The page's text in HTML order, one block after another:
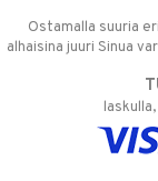
Ostamalla suuria
alhaisina juuri Sinua